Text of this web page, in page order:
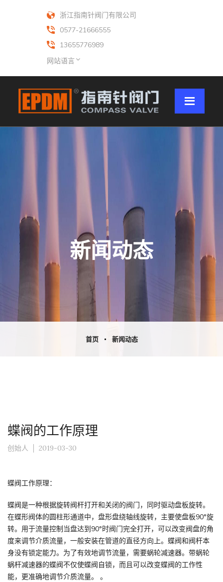
浙江指南针阀门有限公司
0577-21666555
13655776989
网站语言
新闻动态
首页 新闻动态
蝶阀的工作原理
创始人 2019-03-30
蝶阀工作原理：
蝶阀是一种根据旋转阀杆打开和关闭的阀门，同时驱动盘板旋转。
在蝶形阀体的圆柱形通道中，盘形盘绕轴线旋转，主要使盘板90°旋
转。用于流量控制当盘达到90°时阀门完全打开，可以改变阀盘的角
度来调节介质流量，一般安装在管道的直径方向上。蝶阀和阀杆本
身没有锁定能力。为了有效地调节流量，需要蜗轮减速器。带蜗轮
蜗杆减速器的蝶阀不仅使蝶阀自锁，而且可以改变蝶阀的工作性
能，更准确地调节介质流量。 。